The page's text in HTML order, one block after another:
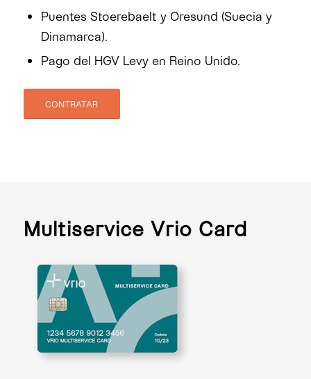
Puentes Stoerebaelt y Oresund (Suecia y
Dinamarca).
Pago del HGV Levy en Reino Unido.
CONTRATAR
Multiservice Vrio Card